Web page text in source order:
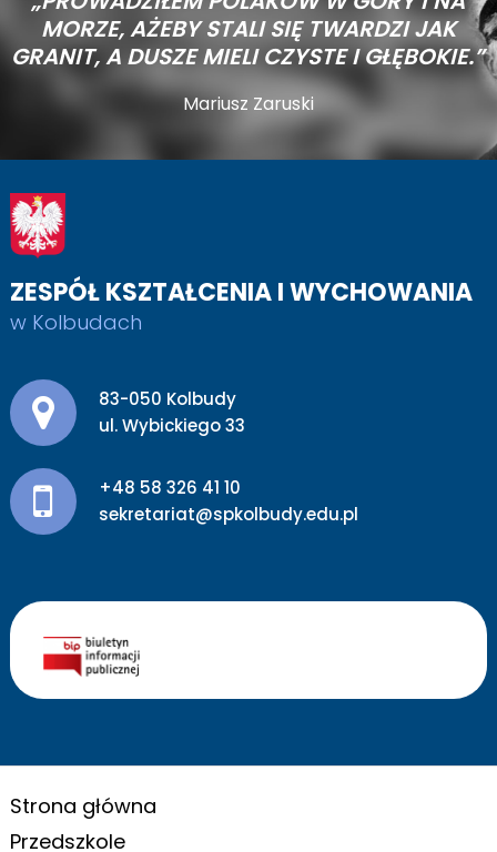
MORZE,AŻEBY STALI SIĘ TWARDZI JAK
GRANIT, A DUSZE MIELI CZYSTE I GŁĘBOKIE.”
Mariusz Zaruski
ZESPÓŁ KSZTAŁCENIA I WYCHOWANIA
w Kolbudach
Adres pocztowy:
83-050 Kolbudy
ul. Wybickiego 33
+48 58 326 41 10
sekretariat@spkolbudy.edu.pl
Strona główna
Przedszkole